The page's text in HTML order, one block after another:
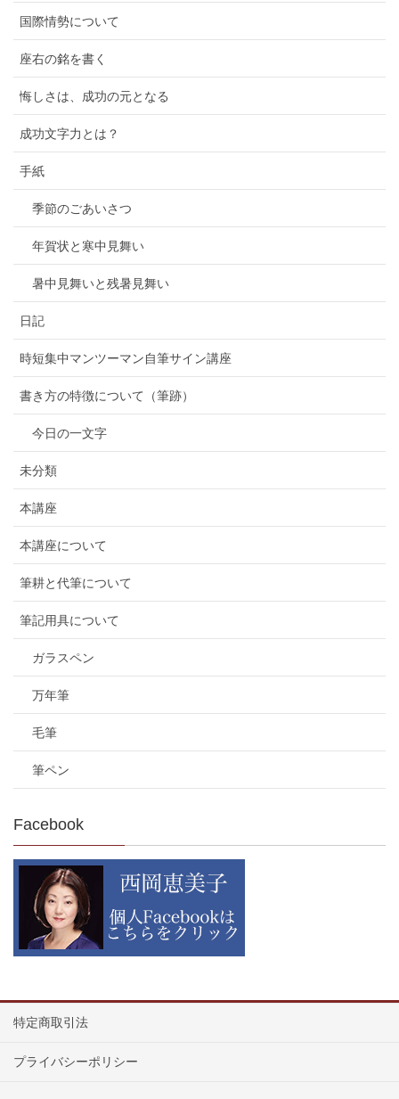
国際情勢について
座右の銘を書く
悔しさは、成功の元となる
成功文字力とは？
手紙
季節のごあいさつ
年賀状と寒中見舞い
暑中見舞いと残暑見舞い
日記
時短集中マンツーマン自筆サイン講座
書き方の特徴について（筆跡）
今日の一文字
未分類
本講座
本講座について
筆耕と代筆について
筆記用具について
ガラスペン
万年筆
毛筆
筆ペン
Facebook
特定商取引法
プライバシーポリシー